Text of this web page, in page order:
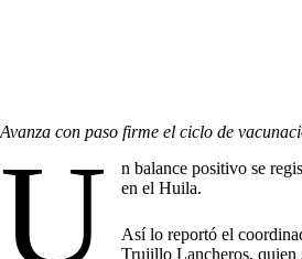
Avanza con paso firme el ciclo de
U
n balance positivo se
en el Huila.
Así lo reportó el
Trujillo Lancheros, quien